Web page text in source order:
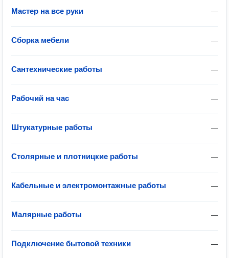
—
Мастер на все руки
—
Сборка мебели
—
Сантехнические работы
—
Рабочий на час
—
Штукатурные работы
—
Столярные и плотницкие работы
—
Кабельные и электромонтажные работы
—
Малярные работы
—
Подключение бытовой техники